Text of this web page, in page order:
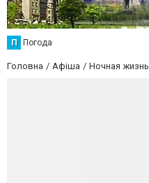
П Погода
Головна Афіша Ночная жизнь